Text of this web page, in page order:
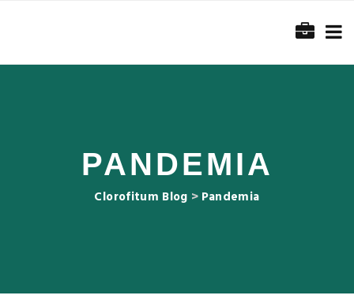
PANDEMIA
Clorofitum Blog > Pandemia